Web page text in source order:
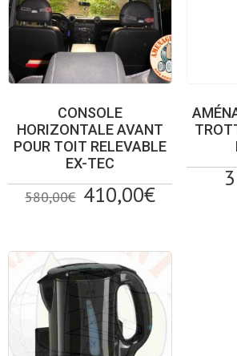
CONSOLE
HORIZONTALE AVANT
POUR TOIT RELEVABLE
EX-TEC
580,00€ Le
était :
580,00€.
410,00€Le
est :
410,00€.